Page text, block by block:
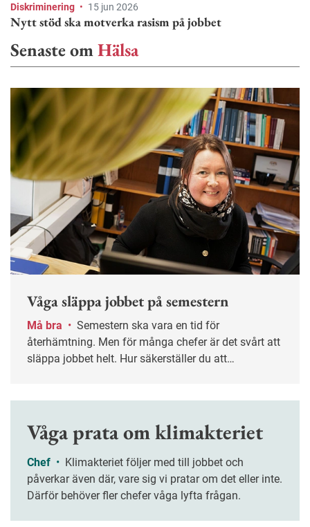
Diskriminering • 15 jun 2026
Nytt stöd ska motverka rasism på jobbet
Senaste omHälsa
Våga släppa jobbet på semestern
Må bra •
återhämtning. Men för många chefer är det svårt att
släppa jobbet helt. Hur säkerställer du att
Våga prata om klimakteriet
Chef •
påverkar även där, vare sig vi pratar om det eller inte.
Därför behöver fler chefer våga lyfta frågan.